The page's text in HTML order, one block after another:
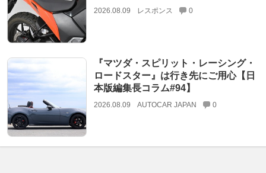
2026.08.09 レスポンス 0
『マツダ・スピリット・レーシング・
ロードスター』は行き先にご用心【日
本版編集長コラム#94】
2026.08.09 AUTOCAR JAPAN 0